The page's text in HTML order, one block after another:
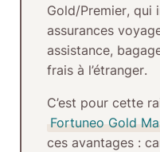
Gold/Premier, qui
assurances
assistance,
frais à l’étranger.
C’est pour cette
Fortuneo Gold
ces avantages :